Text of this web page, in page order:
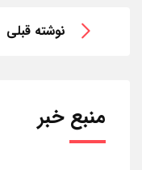
نوشته قبلی
منبع خبر